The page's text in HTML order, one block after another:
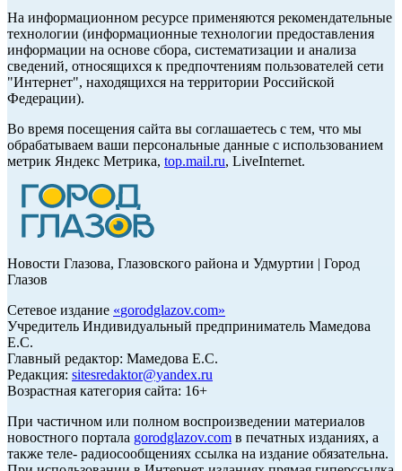
На информационном ресурсе применяются рекомендательные
технологии (информационные технологии предоставления
информации на основе сбора, систематизации и анализа
сведений, относящихся к предпочтениям пользователей сети
"Интернет", находящихся на территории Российской
Федерации).
Во время посещения сайта вы соглашаетесь с тем, что мы
обрабатываем ваши персональные данные с использованием
метрик Яндекс Метрика, top.mail.ru, LiveInternet.
Новости Глазова, Глазовского района и Удмуртии | Город
Глазов
Сетевое издание «gorodglazov.com»
Учредитель Индивидуальный предприниматель Мамедова
Е.С.
Главный редактор: Мамедова Е.С.
Редакция: sitesredaktor@yandex.ru
Возрастная категория сайта: 16+
При частичном или полном воспроизведении материалов
новостного портала gorodglazov.com в печатных изданиях, а
также теле- радиосообщениях ссылка на издание обязательна.